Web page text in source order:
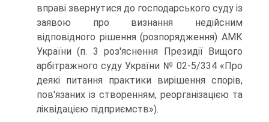
вправі звернутися до господарського суду із
заявою про визнання недійсним
відповідного рішення (розпорядження) АМК
України (п. 3 роз'яснення Президії Вищого
арбітражного суду України № 02-5/334 «Про
деякі питання практики вирішення спо­рів,
пов'язаних із створенням, реорганізацією та
ліквідацією підприємств»).